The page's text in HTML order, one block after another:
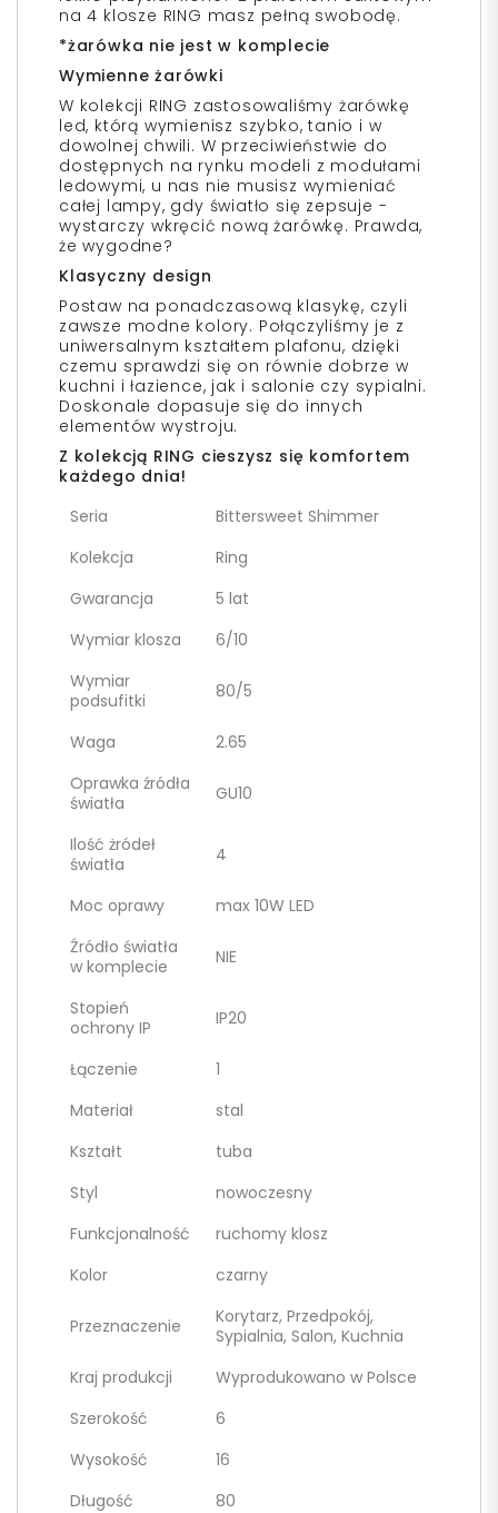
na 4 klosze RING masz pełną swobodę.
*żarówka nie jest w komplecie
Wymienne żarówki
W kolekcji RING zastosowaliśmy żarówkę
led, którą wymienisz szybko, tanio i w
dowolnej chwili. W przeciwieństwie do
dostępnych na rynku modeli z modułami
ledowymi, u nas nie musisz wymieniać
całej lampy, gdy światło się zepsuje -
wystarczy wkręcić nową żarówkę. Prawda,
że wygodne?
Klasyczny design
Postaw na ponadczasową klasykę, czyli
zawsze modne kolory. Połączyliśmy je z
uniwersalnym kształtem plafonu, dzięki
czemu sprawdzi się on równie dobrze w
kuchni i łazience, jak i salonie czy sypialni.
Doskonale dopasuje się do innych
elementów wystroju.
Z kolekcją RING cieszysz się komfortem
każdego dnia!
Seria
Bittersweet Shimmer
Kolekcja
Ring
Gwarancja
5 lat
Wymiar klosza
6/10
Wymiar
podsufitki
80/5
Waga
2.65
Oprawka źródła
światła
GU10
Ilość żródeł
światła
4
Moc oprawy
max 10W LED
Źródło światła
w komplecie
NIE
Stopień
ochrony IP
IP20
Łączenie
1
Materiał
stal
Kształt
tuba
Styl
nowoczesny
Funkcjonalność
ruchomy klosz
Kolor
czarny
Przeznaczenie
Korytarz, Przedpokój,
Sypialnia, Salon, Kuchnia
Kraj produkcji
Wyprodukowano w Polsce
Szerokość
6
Wysokość
16
Długość
80